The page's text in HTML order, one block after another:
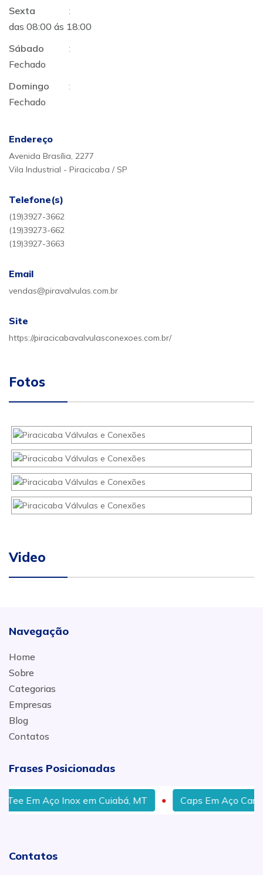
Sexta
:
das 08:00 ás 18:00
Sábado
:
Fechado
Domingo
:
Fechado
Endereço
Avenida Brasília, 2277
Vila Industrial - Piracicaba / SP
Telefone(s)
(19)3927-3662
(19)39273-662
(19)3927-3663
Email
vendas@piravalvulas.com.br
Site
https://piracicabavalvulasconexoes.com.br/
Fotos
Video
Navegação
Home
Sobre
Categorias
Empresas
Blog
Contatos
Frases Posicionadas
Em Aço Inox em Cuiabá, MT Caps Em Aço
Contatos